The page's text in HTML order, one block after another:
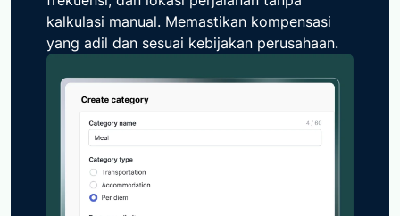
kalkulasi manual. Memastikan kompensasi
yang adil dan sesuai kebijakan perusahaan.